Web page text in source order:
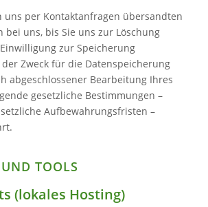
uns per Kontaktanfragen übersandten
bei uns, bis Sie uns zur Löschung
zur Speicherung
Zweck für die Datenspeicherung
abgeschlossener Bearbeitung Ihres
gesetzliche Bestimmungen –
Aufbewahrungsfristen –
TOOLS
(lokales Hosting)